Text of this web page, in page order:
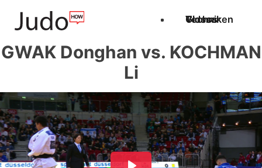
Techniken
Videos
Glossar
GWAK Donghan vs. KOCHMAN
Li